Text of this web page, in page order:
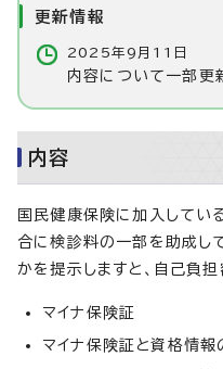
更新情報
2025年9月11日
内容について一部更
内容
国民健康保険に加入してい
合に検診料の一部を助成し
かを提示しますと、自己負
マイナ保険証
マイナ保険証と資格情報